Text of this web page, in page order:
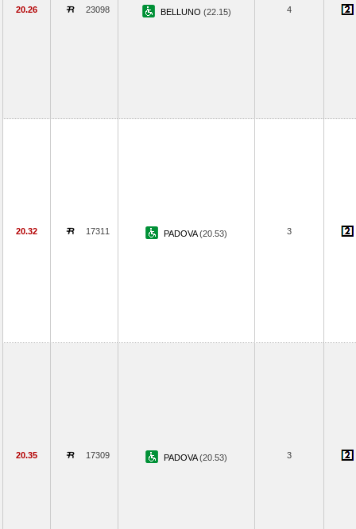
20.26 23098 BELLUNO (22.15) 4
20.32 17311 PADOVA(20.53) 3
20.35 17309 PADOVA(20.53) 3